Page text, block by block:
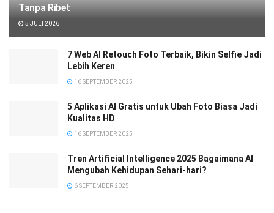
Tanpa Ribet
5 JULI 2026
7 Web AI Retouch Foto Terbaik, Bikin Selfie Jadi
Lebih Keren
16 SEPTEMBER 2025
5 Aplikasi AI Gratis untuk Ubah Foto Biasa Jadi
Kualitas HD
16 SEPTEMBER 2025
Tren Artificial Intelligence 2025 Bagaimana AI
Mengubah Kehidupan Sehari-hari?
6 SEPTEMBER 2025